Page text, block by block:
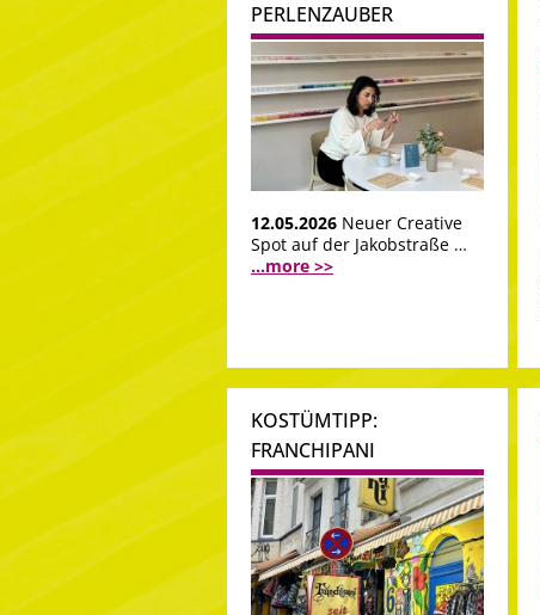
PERLENZAUBER
12.05.2026 Neuer Creative
Spot auf der Jakobstraße …
...more >>
KOSTÜMTIPP:
FRANCHIPANI